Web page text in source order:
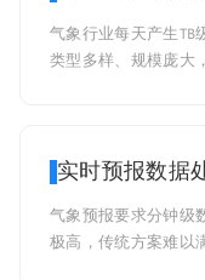
气象行业每天产生TB
类型多样、规模庞大
实时预报数据
气象预报要求分钟级
极高，传统方案难以